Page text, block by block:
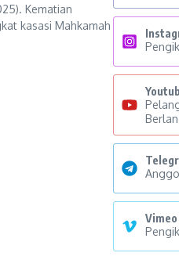
Kematian
kasasi Mahkamah
Vimeo